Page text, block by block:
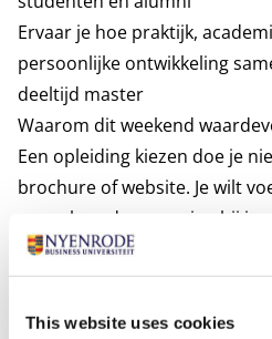
This website uses cookies
Ervaar je hoe praktijk,
persoonlijke ontwikkeling
deeltijd master
Waarom dit weekend
Een opleiding kiezen doe je
brochure of website. Je wilt
aanpak en de omgeving bij je
Experience Weekend krijg je
De Deeltijd Master of Science
speciaal ontwikkeld voor